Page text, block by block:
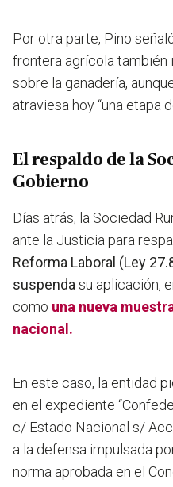
Por otra parte, Pino
frontera agrícola
sobre la ganadería,
atraviesa hoy “una etapa
El respaldo de la
Gobierno
Días atrás, la Sociedad
ante la Justicia para
Reforma Laboral (Ley
suspenda su aplicación,
como una nueva
nacional.
En este caso, la entidad
en el expediente
c/ Estado Nacional s/
a la defensa impulsada
norma aprobada en el